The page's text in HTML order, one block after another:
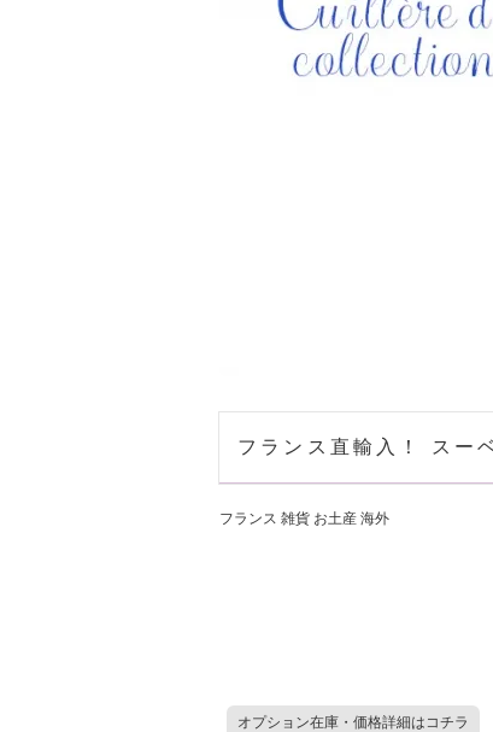
フランス直輸入！ スー
フランス 雑貨 お土産 海外
オプション在庫・価格詳細はコチラ